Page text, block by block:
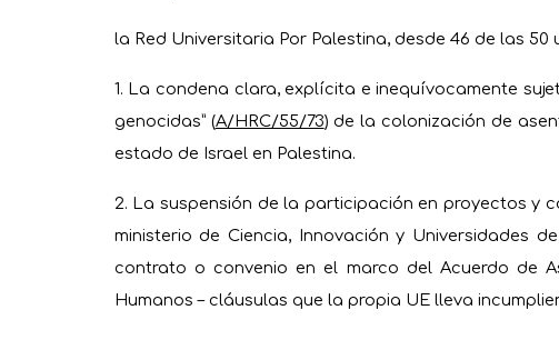
la Red Universitaria Por Palestina, desde 46 de las
1. La condena clara, explícita e inequívocamente
genocidas” (A/HRC/55/73) de la colonización de
estado de Israel en Palestina.
2. La suspensión de la participación en proyectos y
ministerio de Ciencia, Innovación y Universidades
contrato o convenio en el marco del Acuerdo de
Humanos – cláusulas que la propia UE lleva